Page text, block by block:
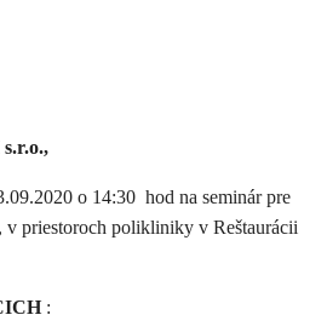
o 14:30 hod na seminár pre
v priestoroch polikliniky v Reštaurácii
: